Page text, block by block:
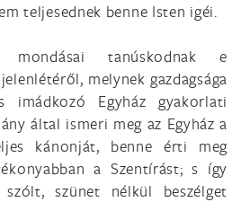
teljesednek benne Isten igéi.
mondásai tanúskodnak e
melynek gazdagsága
Egyház gyakorlati
által ismeri meg az Egyház a
kánonját, benne érti meg
a Szentírást; s így
szünet nélkül beszélget